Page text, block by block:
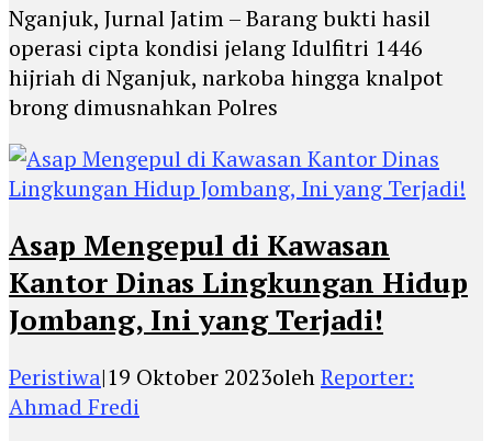
Nganjuk, Jurnal Jatim – Barang bukti hasil
operasi cipta kondisi jelang Idulfitri 1446
hijriah di Nganjuk, narkoba hingga knalpot
brong dimusnahkan Polres
Asap Mengepul di Kawasan
Kantor Dinas Lingkungan Hidup
Jombang, Ini yang Terjadi!
Peristiwa|19 Oktober 2023olehReporter:
Ahmad Fredi